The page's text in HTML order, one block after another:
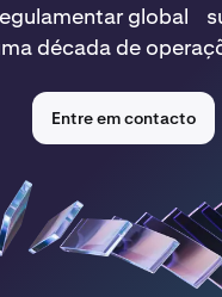
global
década de
Entre em contacto